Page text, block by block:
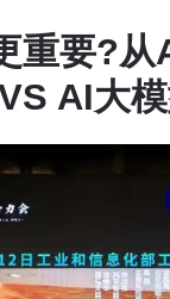
重要?
AI大